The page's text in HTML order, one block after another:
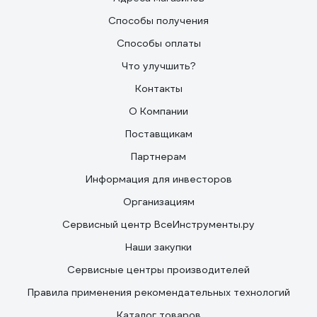
Способы получения
Способы оплаты
Что улучшить?
Контакты
О Компании
Поставщикам
Партнерам
Информация для инвесторов
Организациям
Сервисный центр ВсеИнструменты.ру
Наши закупки
Сервисные центры производителей
Правила применения рекомендательных технологий